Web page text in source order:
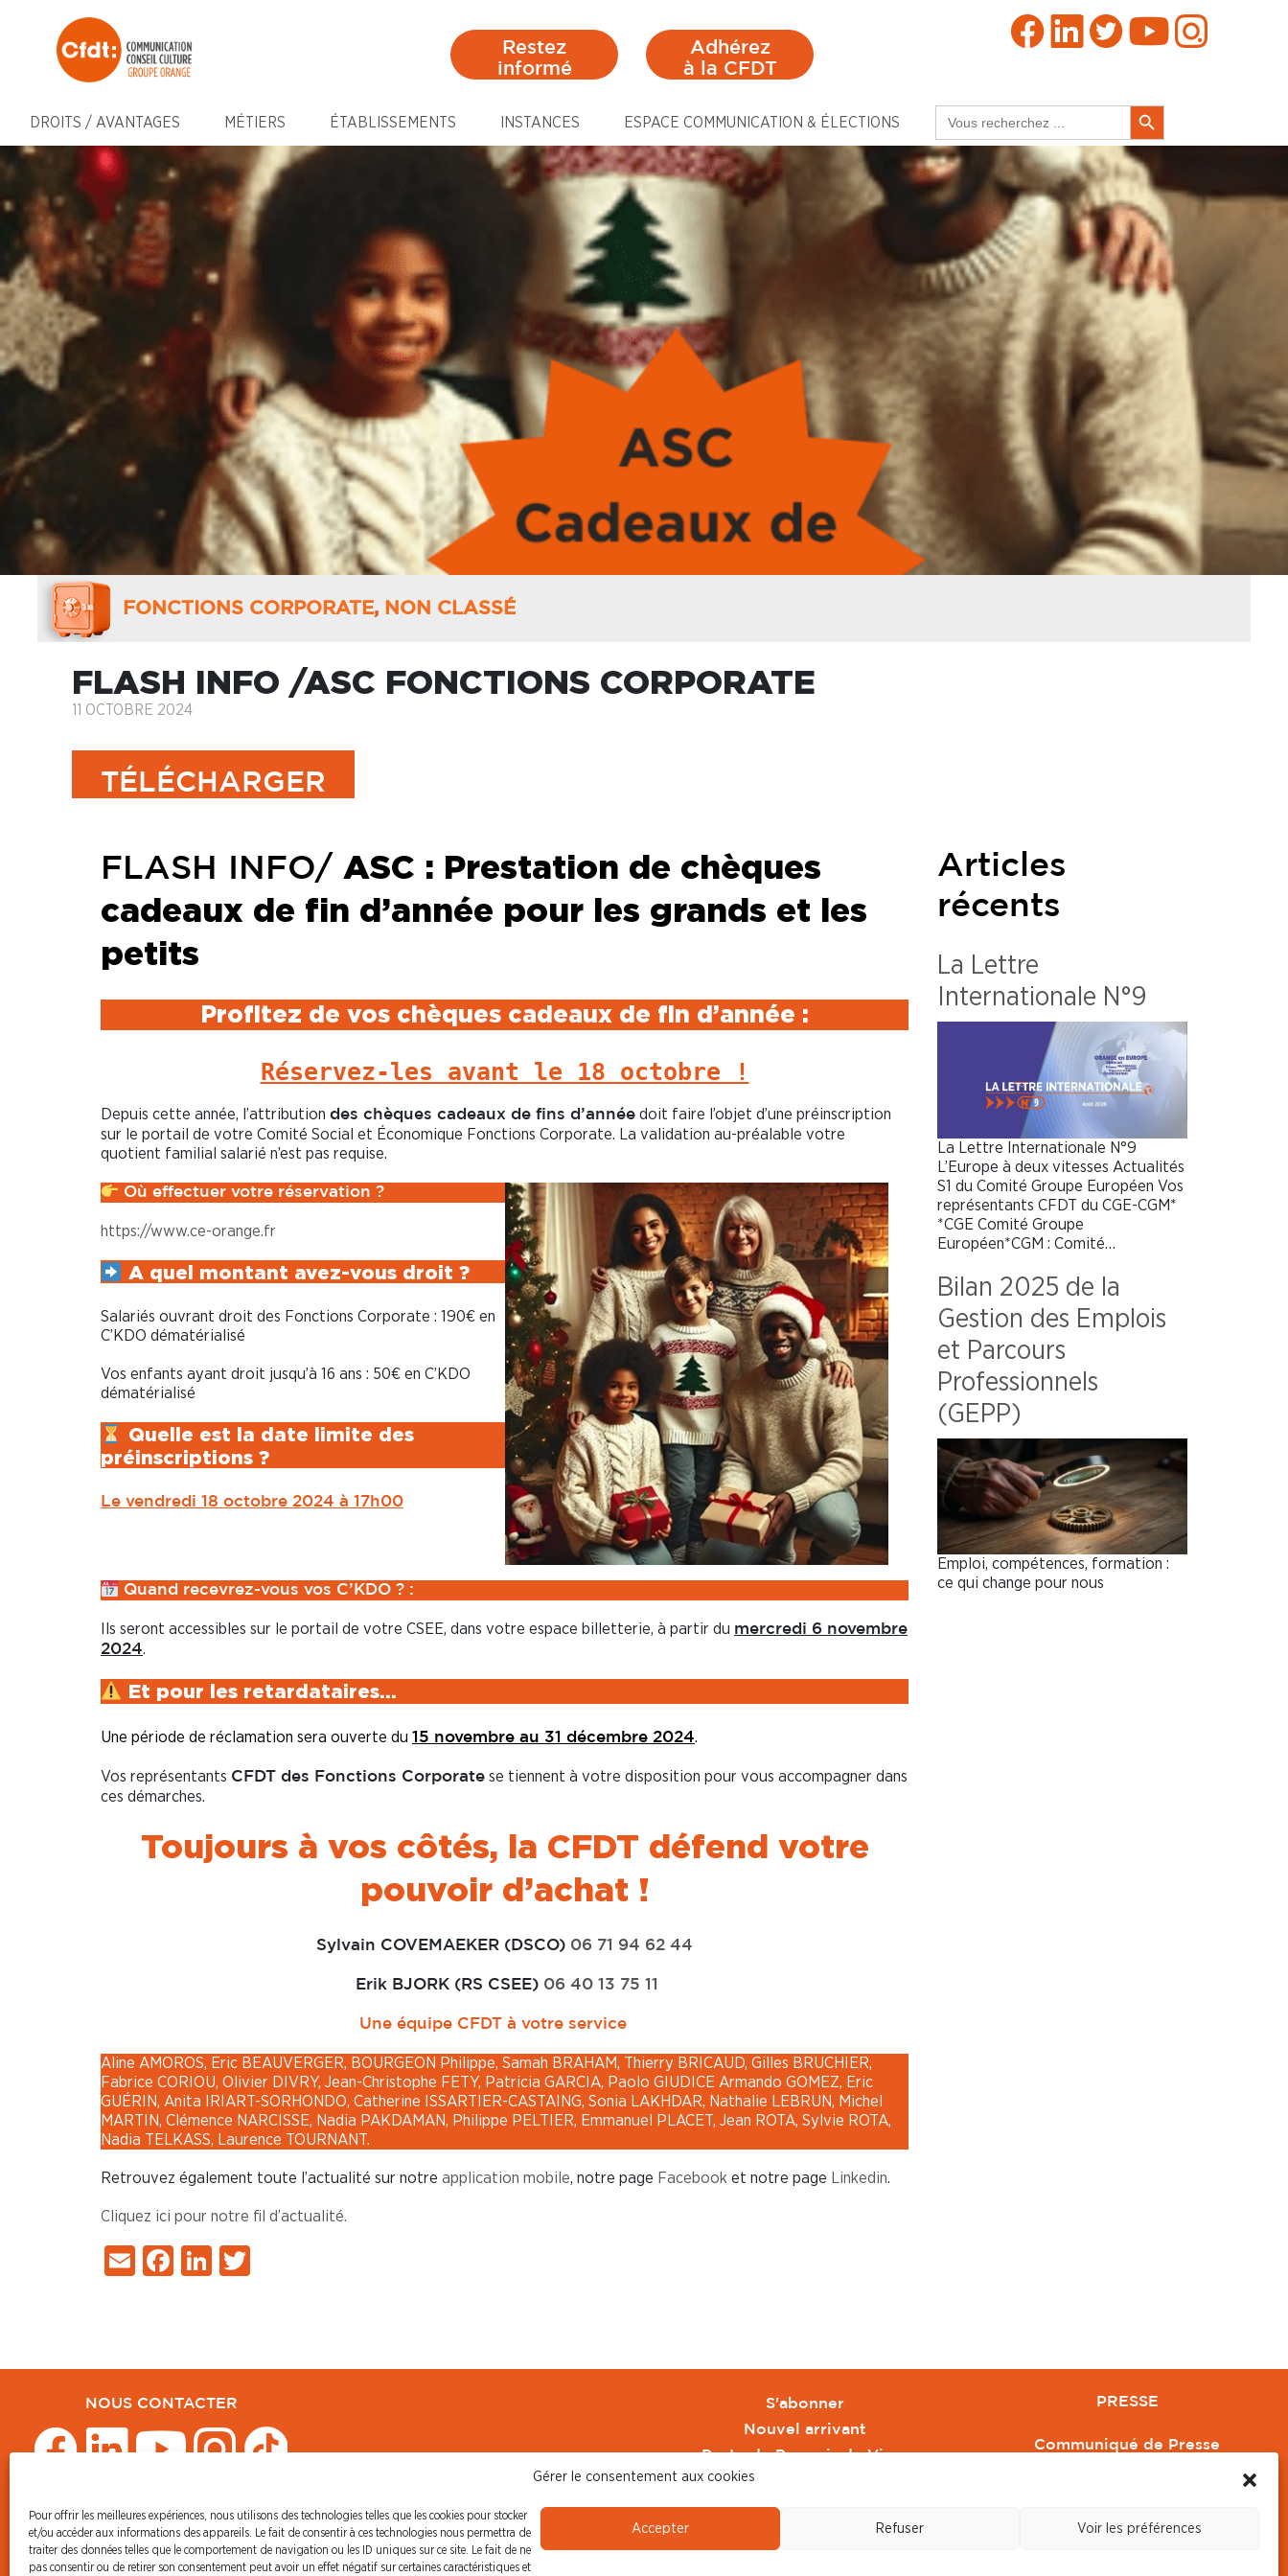
Gérer le consentement aux cookies
Pour offrir les meilleures expériences, nous utilisons des technologies telles que les cookies pour stocker
et/ou accéder aux informations des appareils. Le fait de consentir à ces technologies nous permettra de
traiter des données telles que le comportement de navigation ou les ID uniques sur ce site. Le fait de ne
pas consentir ou de retirer son consentement peut avoir un effet négatif sur certaines caractéristiques et
Accepter Refuser Voir les préférences
Restez
informé
Adhérez
à la CFDT
DROITS / AVANTAGES MÉTIERS ÉTABLISSEMENTS INSTANCES ESPACE COMMUNICATION & ÉLECTIONS
for:
Search Button
FONCTIONS CORPORATE, NON CLASSÉ
FLASH INFO /ASC FONCTIONS CORPORATE
11 OCTOBRE 2024
TÉLÉCHARGER
FLASH INFO/ ASC : Prestation de chèques
cadeaux de fin d’année pour les grands et les
petits
Profitez de vos chèques cadeaux de fin d’année :
Réservez-les avant le 18 octobre !
Depuis cette année, l’attribution des chèques cadeaux de fins d’année doit faire l’objet d’une préinscription
sur le portail de votre Comité Social et Économique Fonctions Corporate. La validation au-préalable votre
quotient familial salarié n’est pas requise.
Où effectuer votre réservation ?
https://www.ce-orange.fr
A quel montant avez-vous droit ?
Salariés ouvrant droit des Fonctions Corporate : 190€ en
C’KDO dématérialisé
Vos enfants ayant droit jusqu’à 16 ans : 50€ en C’KDO
dématérialisé
Quelle est la date limite des
préinscriptions ?
Le vendredi 18 octobre 2024 à 17h00
Quand recevrez-vous vos C’KDO ? :
Ils seront accessibles sur le portail de votre CSEE, dans votre espace billetterie, à partir du mercredi 6 novembre
2024.
Et pour les retardataires…
Une période de réclamation sera ouverte du 15 novembre au 31 décembre 2024.
Vos représentants CFDT des Fonctions Corporate se tiennent à votre disposition pour vous accompagner dans
ces démarches.
Toujours à vos côtés, la CFDT défend votre
pouvoir d’achat !
Sylvain COVEMAEKER (DSCO) 06 71 94 62 44
Erik BJORK (RS CSEE) 06 40 13 75 11
Une équipe CFDT à votre service
Aline AMOROS, Eric BEAUVERGER, BOURGEON Philippe, Samah BRAHAM, Thierry BRICAUD, Gilles BRUCHIER,
Fabrice CORIOU, Olivier DIVRY, Jean-Christophe FETY, Patricia GARCIA, Paolo GIUDICE Armando GOMEZ, Eric
GUÉRIN, Anita IRIART-SORHONDO, Catherine ISSARTIER-CASTAING, Sonia LAKHDAR, Nathalie LEBRUN, Michel
MARTIN, Clémence NARCISSE, Nadia PAKDAMAN, Philippe PELTIER, Emmanuel PLACET, Jean ROTA, Sylvie ROTA,
Nadia TELKASS, Laurence TOURNANT.
Retrouvez également toute l’actualité sur notre application mobile, notre page Facebook et notre page Linkedin.
Cliquez ici pour notre fil d’actualité.
EmailFacebook
LinkedIn
Articles
récents
La Lettre
Internationale N°9
La Lettre Internationale N°9
L’Europe à deux vitesses Actualités
S1 du Comité Groupe Européen Vos
représentants CFDT du CGE-CGM*
*CGE Comité Groupe
Européen*CGM : Comité…
Bilan 2025 de la
Gestion des Emplois
et Parcours
Professionnels
(GEPP)
Emploi, compétences, formation :
ce qui change pour nous
NOUS CONTACTER
© CFDT Orange
47 AVENUE SIMON BOLIVAR
75950 PARIS CEDEX 19
S'abonner
Nouvel arrivant
Pacte de Pouvoir de Vivre
Toute l'actu CFDT Orange
PRESSE
Communiqué de Presse